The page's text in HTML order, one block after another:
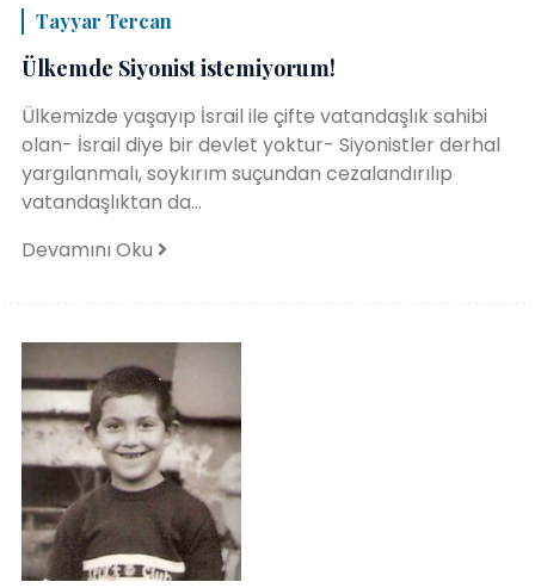
Tayyar Tercan
​Ülkemde Siyonist istemiyorum!
Ülkemizde yaşayıp İsrail ile çifte vatandaşlık sahibi
olan- İsrail diye bir devlet yoktur- Siyonistler derhal
yargılanmalı, soykırım suçundan cezalandırılıp
vatandaşlıktan da...
Devamını Oku